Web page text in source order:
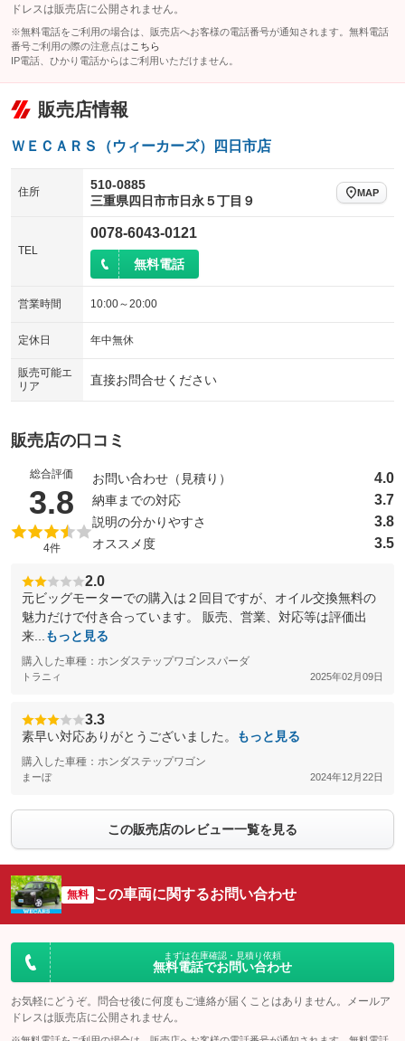
ドレスは販売店に公開されません。
※無料電話をご利用の場合は、販売店へお客様の電話番号が通知されます。無料電話
番号ご利用の際の注意点は こちら
IP電話、ひかり電話からはご利用いただけません。
販売店情報
ＷＥＣＡＲＳ（ウィーカーズ）四日市店
住所
510-0885
三重県四日市市日永５丁目９
MAP
TEL
0078-6043-0121
無料電話
営業時間 10:00～20:00
定休日 年中無休
販売可能エ
リア
直接お問合せください
販売店の口コミ
総合評価
3.8 （5点満点中）
4件
お問い合わせ（見積り） 4.0
納車までの対応 3.7
説明の分かりやすさ 3.8
オススメ度 3.5
2.0
元ビッグモーターでの購入は２回目ですが、オイル交換無料の
魅力だけで付き合っています。 販売、営業、対応等は評価出
来...
もっと見る
購入した車種：ホンダステップワゴンスパーダ
トラニィ 2025年02月09日
3.3
素早い対応ありがとうございました。 もっと見る
購入した車種：ホンダステップワゴン
まーぼ 2024年12月22日
この販売店のレビュー一覧を見る
無料 この車両に関するお問い合わせ
まずは在庫確認・見積り依頼
無料電話でお問い合わせ
お気軽にどうぞ。問合せ後に何度もご連絡が届くことはありません。メールア
ドレスは販売店に公開されません。